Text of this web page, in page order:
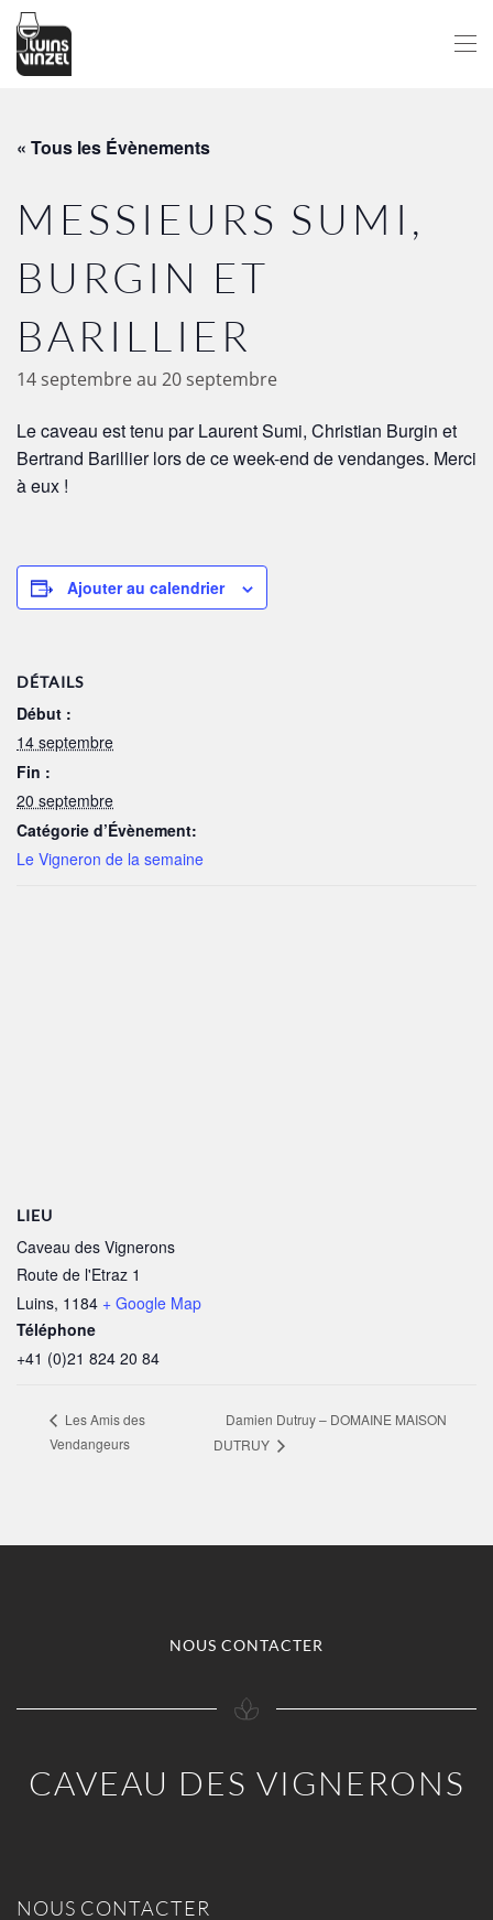
Passer au contenu principal
« Tous les Évènements
MESSIEURS SUMI,
BURGIN ET
BARILLIER
14 septembreau 20 septembre
Le caveau est tenu par Laurent Sumi, Christian Burgin et
Bertrand Barillier lors de ce week-end de vendanges. Merci
à eux !
Ajouter au calendrier
DÉTAILS
Début :
14 septembre
Fin :
20 septembre
Catégorie d’Évènement:
Le Vigneron de la semaine
LIEU
Caveau des Vignerons
Route de l'Etraz 1
Luins, 1184 + Google Map
Téléphone
+41 (0)21 824 20 84
Les Amis des
Vendangeurs
Damien Dutruy – DOMAINE MAISON
DUTRUY
NOUS CONTACTER
CAVEAU DES VIGNERONS
NOUS CONTACTER